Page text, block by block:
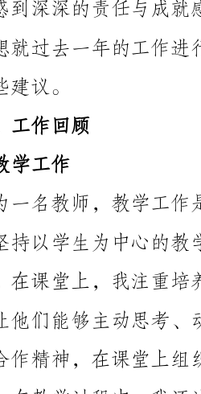
2.学生管理和辅导工作
发他们的学习兴趣和潜能。